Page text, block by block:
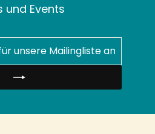
und Events
SIE
SICH
FÜR
UNSERE